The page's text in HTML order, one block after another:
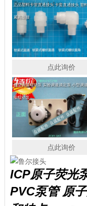
正品塑料卡管直通接头 卡套直通接头 塑
紧高压接
点此询价
微型调速蠕动泵 实验调速滴定泵 小型调
输蠕动泵
点此询价
ICP原子荧光
PVC泵管 原